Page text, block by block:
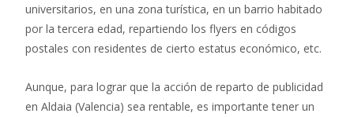
universitarios, en una zona turística, en un barrio habitado
por la tercera edad, repartiendo los flyers en códigos
postales con residentes de cierto estatus económico, etc.
Aunque, para lograr que la acción de reparto de publicidad
en Aldaia (Valencia) sea rentable, es importante tener un